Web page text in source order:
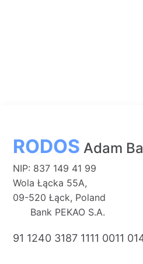
RODOS Adam
NIP: 837 149 41 99
Wola Łącka 55A,
09-520
Bank PEKAO S.A.
91 1240 3187 1111 0011